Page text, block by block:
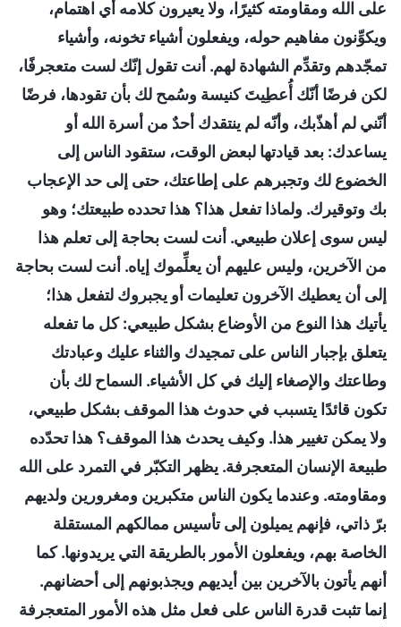
على الله ومقاومته كثيرًا، ولا يعيرون كلامه أي اهتمام،
ويكوِّنون مفاهيم حوله، ويفعلون أشياء تخونه، وأشياء
تمجّدهم وتقدِّم الشهادة لهم. أنت تقول إنّك لست متعجرفًا،
لكن فرضًا أنّك أُعطِيتَ كنيسة وسُمح لك بأن تقودها، فرضًا
أنّني لم أهذّبك، وأنّه لم ينتقدك أحدٌ من أسرة الله أو
يساعدك: بعد قيادتها لبعض الوقت، ستقود الناس إلى
الخضوع لك وتجبرهم على إطاعتك، حتى إلى حد الإعجاب
بك وتوقيرك. ولماذا تفعل هذا؟ هذا تحدده طبيعتك؛ وهو
ليس سوى إعلان طبيعي. أنت لست بحاجة إلى تعلم هذا
من الآخرين، وليس عليهم أن يعلِّموك إياه. أنت لست بحاجة
إلى أن يعطيك الآخرون تعليمات أو يجبروك لتفعل هذا؛
يأتيك هذا النوع من الأوضاع بشكل طبيعي: كل ما تفعله
يتعلق بإجبار الناس على تمجيدك والثناء عليك وعبادتك
وطاعتك والإصغاء إليك في كل الأشياء. السماح لك بأن
تكون قائدًا يتسبب في حدوث هذا الموقف بشكل طبيعي،
ولا يمكن تغيير هذا. وكيف يحدث هذا الموقف؟ هذا تحدّده
طبيعة الإنسان المتعجرفة. يظهر التكبّر في التمرد على الله
ومقاومته. وعندما يكون الناس متكبرين ومغرورين ولديهم
برّ ذاتي، فإنهم يميلون إلى تأسيس ممالكهم المستقلة
الخاصة بهم، ويفعلون الأمور بالطريقة التي يريدونها. كما
أنهم يأتون بالآخرين بين أيديهم ويجذبونهم إلى أحضانهم.
إنما تثبت قدرة الناس على فعل مثل هذه الأمور المتعجرفة